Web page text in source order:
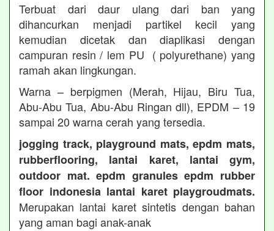
Terbuat dari daur ulang dari ban yang
dihancurkan menjadi partikel kecil yang
kemudian dicetak dan diaplikasi dengan
campuran resin / lem PU ( polyurethane) yang
ramah akan lingkungan.
Warna – berpigmen (Merah, Hijau, Biru Tua,
Abu-Abu Tua, Abu-Abu Ringan dll), EPDM – 19
sampai 20 warna cerah yang tersedia.
jogging track, playground mats, epdm mats,
rubberflooring, lantai karet, lantai gym,
outdoor mat. epdm granules epdm rubber
floor indonesia lantai karet playgroudmats.
Merupakan lantai karet sintetis dengan bahan
yang aman bagi anak-anak